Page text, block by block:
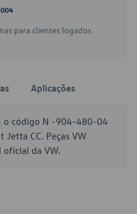
para clientes logados.
Aplicações
o código N -904-480-04
Jetta CC. Peças VW
da VW.